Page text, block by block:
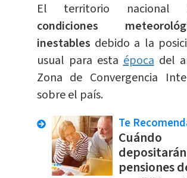
El territorio nacional
condiciones
inestables debido a la
usual para estaépoca del
Zona de Convergencia
sobre el país.
Te
Cuándo
pensiones